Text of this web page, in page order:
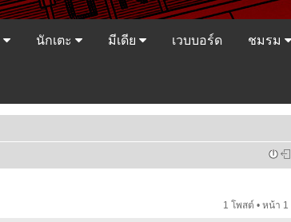
นักเตะ มีเดีย เวบบอร์ด ชมรม
1 โพสต์ • หน้า 1